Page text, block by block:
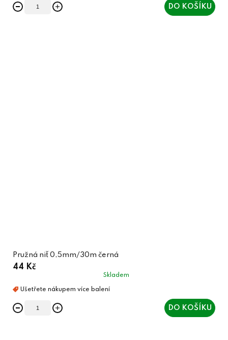
DO KOŠÍKU
Pružná niť 0,5mm/30m černá
44 Kč
Skladem
DO KOŠÍKU